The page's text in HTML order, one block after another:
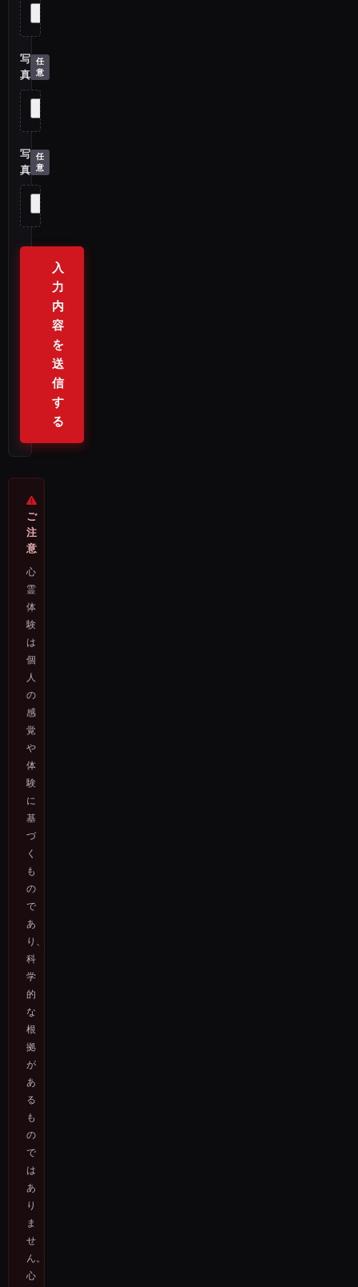
写
真
写
真
入
力
内
容
を
送
信
す
る
ご
注
意
心
霊
体
験
は
個
人
の
感
覚
や
体
験
に
基
づ
く
も
の
で
あ
り、
科
学
的
な
根
拠
が
あ
る
も
の
で
は
あ
り
ま
せ
ん。
心